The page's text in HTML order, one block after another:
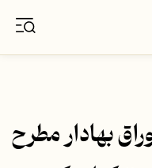
بهادار مطرح